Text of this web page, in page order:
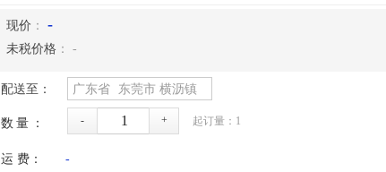
现价 ： -
未税价格 ： -
配送至： 广东省 东莞市 横沥镇
数量： - + 起订量： 1
运 费： -